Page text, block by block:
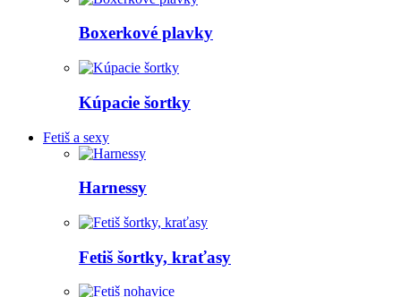
Boxerkové plavky
Kúpacie šortky
Fetiš a sexy
Harnessy
Fetiš šortky, kraťasy